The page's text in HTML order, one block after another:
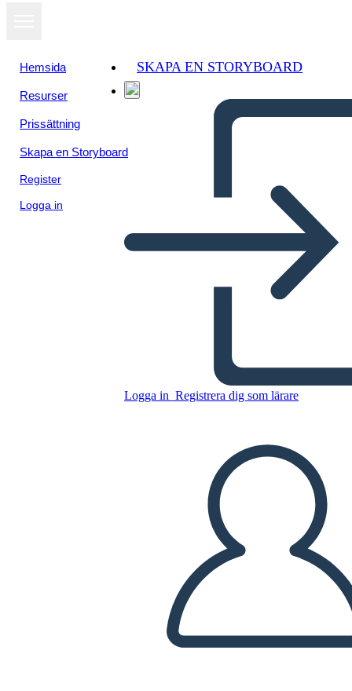
Hemsida
Resurser
Prissättning
Skapa en Storyboard
Register
Logga in
SKAPA EN STORYBOARD
Logga in Registrera dig som lärare
Kopiera denna storyboard
SKAPA EN STORYBOARD
SPELA UPP BILDSPEL
LÄS FÖR MIG